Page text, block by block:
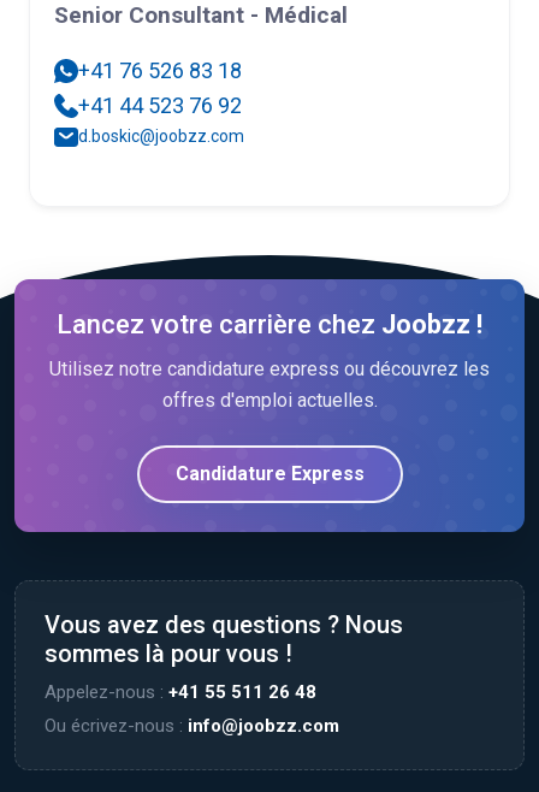
Senior Consultant - Médical
+41 76 526 83 18
+41 44 523 76 92
d.boskic@joobzz.com
Lancez votre carrière chez Joobzz !
Utilisez notre candidature express ou découvrez les
offres d'emploi actuelles.
Candidature Express
Vous avez des questions ? Nous
sommes là pour vous !
Appelez-nous : +41 55 511 26 48
Ou écrivez-nous : info@joobzz.com